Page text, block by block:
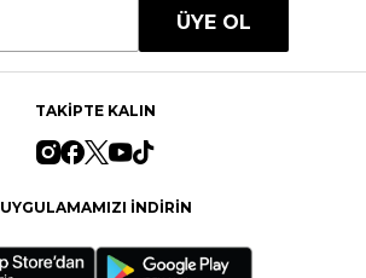
ÜYE OL
TAKİPTE KALIN
UYGULAMAMIZI İNDİRİN